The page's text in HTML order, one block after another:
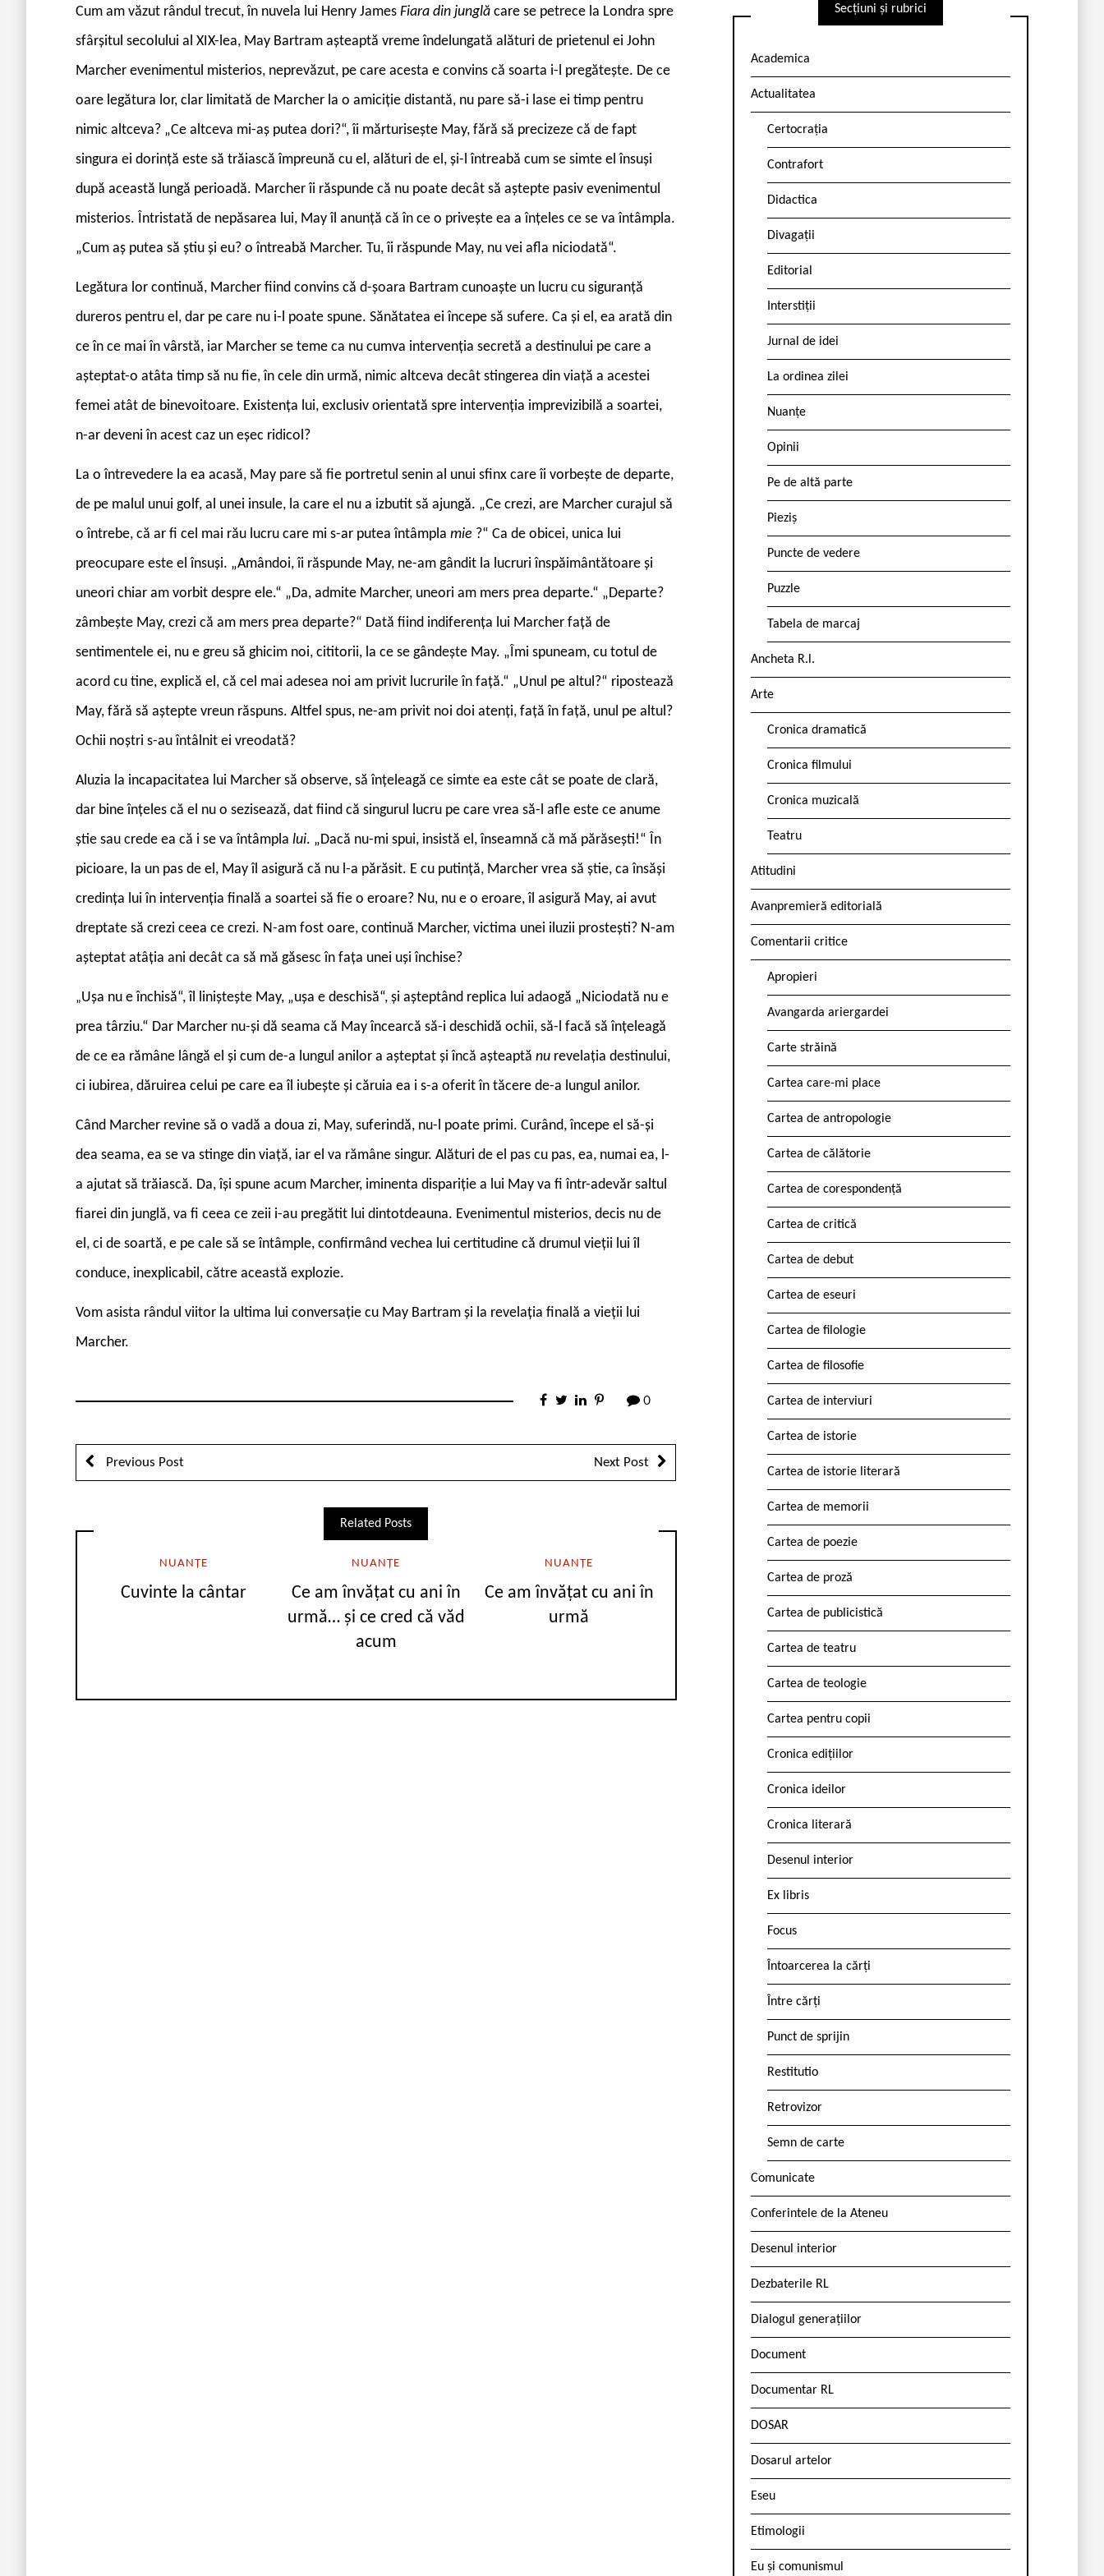
Cum am văzut rândul trecut, în nuvela lui Henry James Fiara din junglă care se petrece la Londra spre
sfârșitul secolului al XIX-lea, May Bartram așteaptă vreme îndelungată alături de prietenul ei John
Marcher evenimentul misterios, neprevăzut, pe care acesta e convins că soarta i-l pregătește. De ce
oare legătura lor, clar limitată de Marcher la o amiciție distantă, nu pare să-i lase ei timp pentru
nimic altceva? „Ce altceva mi-aș putea dori?“, îi mărturisește May, fără să precizeze că de fapt
singura ei dorință este să trăiască împreună cu el, alături de el, și-l întreabă cum se simte el însuși
după această lungă perioadă. Marcher îi răspunde că nu poate decât să aștepte pasiv evenimentul
misterios. Întristată de nepăsarea lui, May îl anunță că în ce o privește ea a înțeles ce se va întâmpla.
„Cum aș putea să știu și eu? o întreabă Marcher. Tu, îi răspunde May, nu vei afla niciodată“.
Legătura lor continuă, Marcher fiind convins că d-șoara Bartram cunoaște un lucru cu siguranță
dureros pentru el, dar pe care nu i-l poate spune. Sănătatea ei începe să sufere. Ca și el, ea arată din
ce în ce mai în vârstă, iar Marcher se teme ca nu cumva intervenția secretă a destinului pe care a
așteptat-o atâta timp să nu fie, în cele din urmă, nimic altceva decât stingerea din viață a acestei
femei atât de binevoitoare. Existența lui, exclusiv orientată spre intervenția imprevizibilă a soartei,
n-ar deveni în acest caz un eșec ridicol?
La o întrevedere la ea acasă, May pare să fie portretul senin al unui sfinx care îi vorbește de departe,
de pe malul unui golf, al unei insule, la care el nu a izbutit să ajungă. „Ce crezi, are Marcher curajul să
o întrebe, că ar fi cel mai rău lucru care mi s-ar putea întâmpla mie ?“ Ca de obicei, unica lui
preocupare este el însuși. „Amândoi, îi răspunde May, ne-am gândit la lucruri înspăimântătoare și
uneori chiar am vorbit despre ele.“ „Da, admite Marcher, uneori am mers prea departe.“ „Departe?
zâmbește May, crezi că am mers prea departe?“ Dată fiind indiferența lui Marcher față de
sentimentele ei, nu e greu să ghicim noi, cititorii, la ce se gândește May. „Îmi spuneam, cu totul de
acord cu tine, explică el, că cel mai adesea noi am privit lucrurile în față.“ „Unul pe altul?“ ripostează
May, fără să aștepte vreun răspuns. Altfel spus, ne-am privit noi doi atenți, față în față, unul pe altul?
Ochii noștri s-au întâlnit ei vreodată?
Aluzia la incapacitatea lui Marcher să observe, să înțeleagă ce simte ea este cât se poate de clară,
dar bine înțeles că el nu o sezisează, dat fiind că singurul lucru pe care vrea să-l afle este ce anume
știe sau crede ea că i se va întâmpla lui. „Dacă nu-mi spui, insistă el, înseamnă că mă părăsești!“ În
picioare, la un pas de el, May îl asigură că nu l-a părăsit. E cu putință, Marcher vrea să știe, ca însăși
credința lui în intervenția finală a soartei să fie o eroare? Nu, nu e o eroare, îl asigură May, ai avut
dreptate să crezi ceea ce crezi. N-am fost oare, continuă Marcher, victima unei iluzii prostești? N-am
așteptat atâția ani decât ca să mă găsesc în fața unei uși închise?
„Ușa nu e închisă“, îl liniștește May, „ușa e deschisă“, și așteptând replica lui adaogă „Niciodată nu e
prea târziu.“ Dar Marcher nu-și dă seama că May încearcă să-i deschidă ochii, să-l facă să înțeleagă
de ce ea rămâne lângă el și cum de-a lungul anilor a așteptat și încă așteaptă nu revelația destinului,
ci iubirea, dăruirea celui pe care ea îl iubește și căruia ea i s-a oferit în tăcere de-a lungul anilor.
Când Marcher revine să o vadă a doua zi, May, suferindă, nu-l poate primi. Curând, începe el să-și
dea seama, ea se va stinge din viață, iar el va rămâne singur. Alături de el pas cu pas, ea, numai ea, l-
a ajutat să trăiască. Da, își spune acum Marcher, iminenta dispariție a lui May va fi într-adevăr saltul
fiarei din junglă, va fi ceea ce zeii i-au pregătit lui dintotdeauna. Evenimentul misterios, decis nu de
el, ci de soartă, e pe cale să se întâmple, confirmând vechea lui certitudine că drumul vieții lui îl
conduce, inexplicabil, către această explozie.
Vom asista rândul viitor la ultima lui conversație cu May Bartram și la revelația finală a vieții lui
Marcher.
0
Previous Post Next Post
Related Posts
NUANȚE
Cuvinte la cântar
NUANȚE
Ce am învățat cu ani în
urmă… și ce cred că văd
acum
NUANȚE
Ce am învățat cu ani în
urmă
Secțiuni și rubrici
Academica
Actualitatea
Certocrația
Contrafort
Didactica
Divagații
Editorial
Interstiții
Jurnal de idei
La ordinea zilei
Nuanțe
Opinii
Pe de altă parte
Pieziș
Puncte de vedere
Puzzle
Tabela de marcaj
Ancheta R.l.
Arte
Cronica dramatică
Cronica filmului
Cronica muzicală
Teatru
Atitudini
Avanpremieră editorială
Comentarii critice
Apropieri
Avangarda ariergardei
Carte străină
Cartea care-mi place
Cartea de antropologie
Cartea de călătorie
Cartea de corespondență
Cartea de critică
Cartea de debut
Cartea de eseuri
Cartea de filologie
Cartea de filosofie
Cartea de interviuri
Cartea de istorie
Cartea de istorie literară
Cartea de memorii
Cartea de poezie
Cartea de proză
Cartea de publicistică
Cartea de teatru
Cartea de teologie
Cartea pentru copii
Cronica edițiilor
Cronica ideilor
Cronica literară
Desenul interior
Ex libris
Focus
Întoarcerea la cărți
Între cărți
Punct de sprijin
Restitutio
Retrovizor
Semn de carte
Comunicate
Conferintele de la Ateneu
Desenul interior
Dezbaterile RL
Dialogul generațiilor
Document
Documentar RL
DOSAR
Dosarul artelor
Eseu
Etimologii
Eu și comunismul